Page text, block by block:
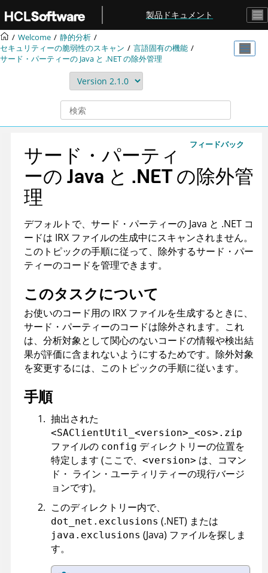
メインコンテンツにジャンプ
製品ドキュメント
Welcome
静的分析
セキュリティーの脆弱性のスキャン
言語固有の機能
サード・パーティーの Java と .NET の除外管理
フィードバック
サード・パーティ
ーの Java と .NET の除外管
理
デフォルトで、サード・パーティーの Java と .NET コ
ードは IRX ファイルの生成中にスキャンされません。
このトピックの手順に従って、除外するサード・パー
ティーのコードを管理できます。
このタスクについて
お使いのコード用の IRX ファイルを生成するときに、
サード・パーティーのコードは除外されます。これ
は、分析対象として関心のないコードの情報や検出結
果が評価に含まれないようにするためです。除外対象
を変更するには、このトピックの手順に従います。
手順
抽出された
<SAClientUtil_<version>_<os>.zip
ファイルの config ディレクトリーの位置を
特定します (ここで、 <version> は、コマン
ド・ ライン・ユーティリティーの現行バージ
ョンです)。
このディレクトリー内で、
dot_net.exclusions (.NET) または
java.exclusions (Java) ファイルを探しま
す。